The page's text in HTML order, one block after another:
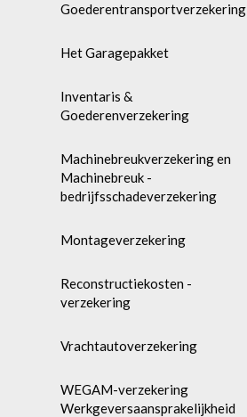
Goederentransportverzekering
Het Garagepakket
Inventaris &
Goederenverzekering
Machinebreukverzekering en
Machinebreuk -
bedrijfsschadeverzekering
Montageverzekering
Reconstructiekosten -
verzekering
Vrachtautoverzekering
WEGAM-verzekering
Werkgeversaansprakelijkheid